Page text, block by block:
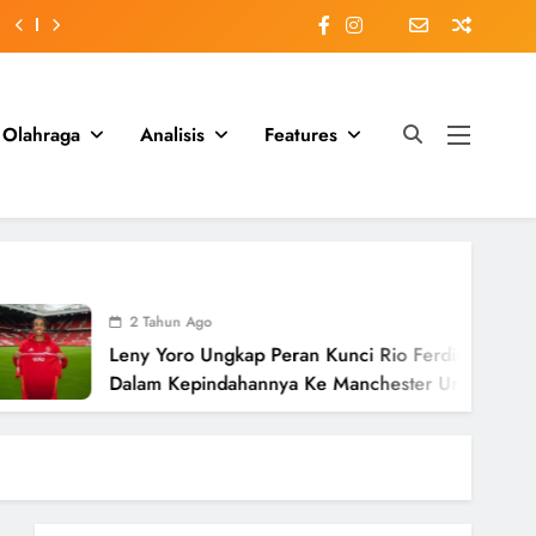
Olahraga Analisis Features
2 Tahun Ago
Leny Yoro Ungkap Peran Kunci Rio Ferdinand
Dalam Kepindahannya Ke Manchester United
Senilai £58 Juta